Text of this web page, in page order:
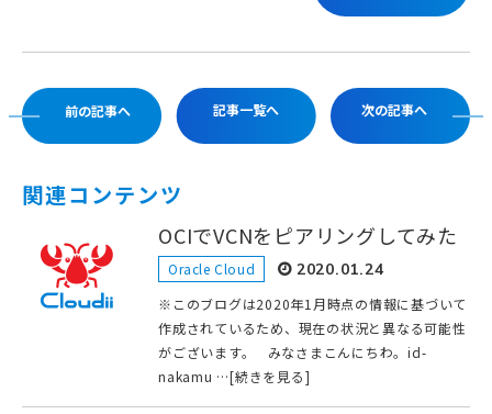
前の記事へ 記事一覧へ 次の記事へ
関連コンテンツ
OCIでVCNをピアリングしてみた
Oracle Cloud 2020.01.24
※このブログは2020年1月時点の情報に基づいて
作成されているため、現在の状況と異なる可能性
がございます。 みなさまこんにちわ。id-
nakamu …[続きを見る]